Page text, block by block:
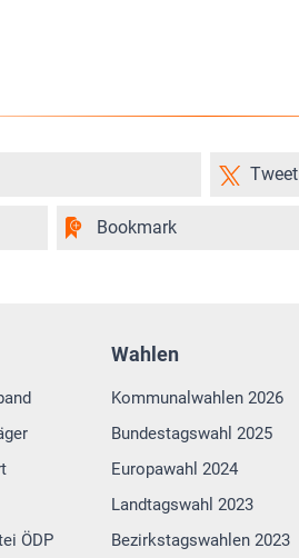
Tweet
Bookmark
ÖDP
Wahlen
Kommunalwahlen 2026
Bundestagswahl 2025
Europawahl 2024
Landtagswahl 2023
Bezirkstagswahlen 2023